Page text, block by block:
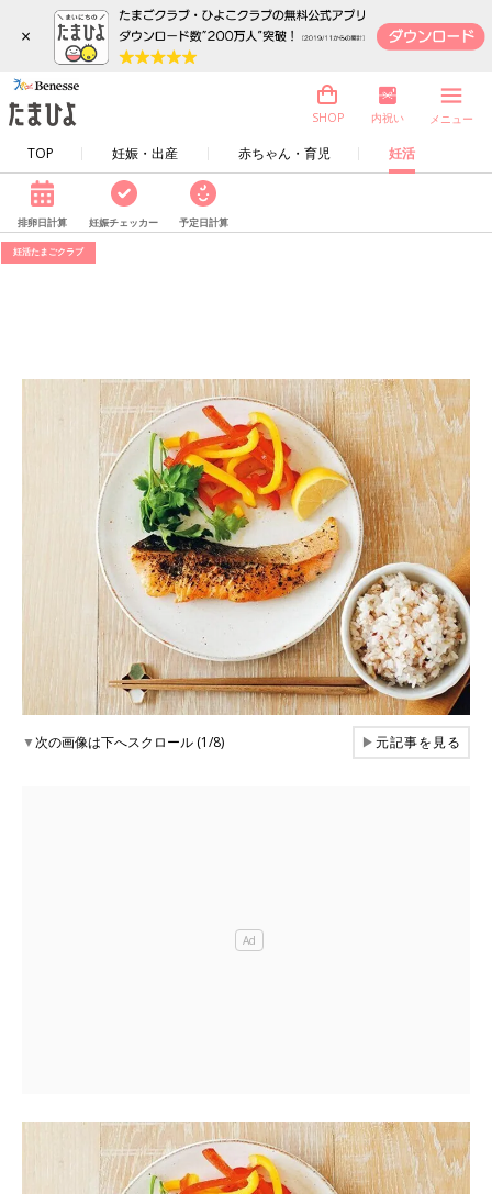
×
TOP 妊娠・出産 赤ちゃん・育児 妊活
SHOP 内祝い メニュー
排卵日計算 妊娠チェッカー 予定日計算
妊活たまごクラブ
▼次の画像は下へスクロール (1/8) ▶元記事を見る